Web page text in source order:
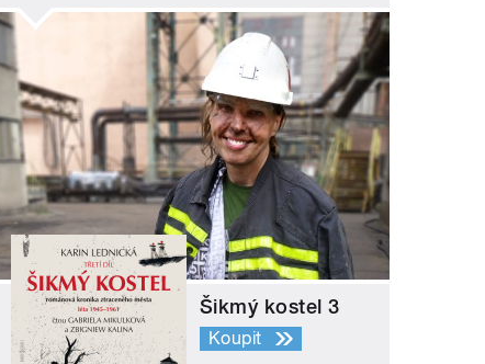
Šikmý kostel 3
Koupit